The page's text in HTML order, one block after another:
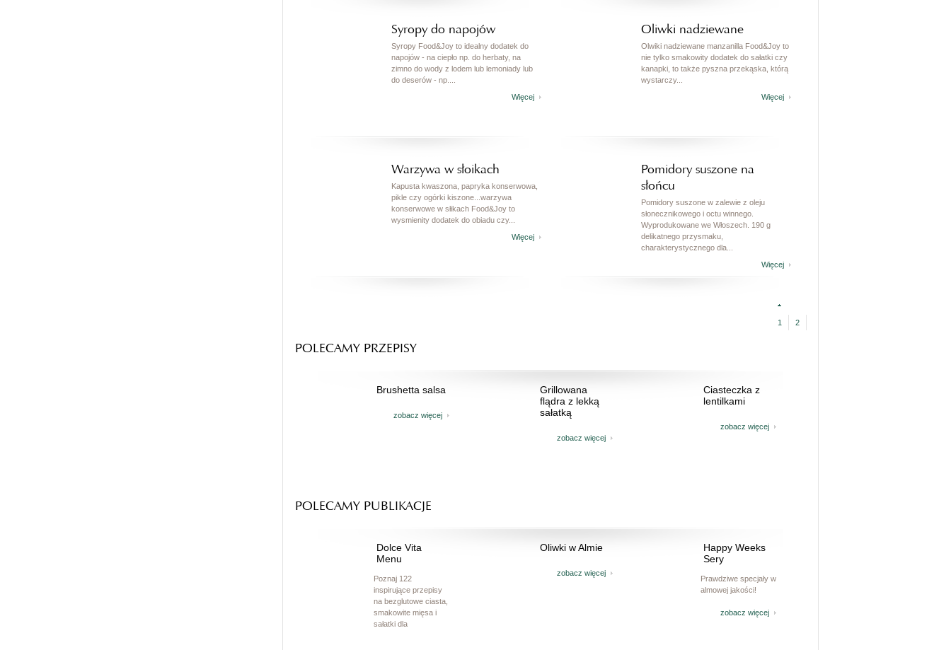
Syropy do napojów
Syropy Food&Joy to idealny dodatek do
napojów - na ciepło np. do herbaty, na
zimno do wody z lodem lub lemoniady lub
do deserów - np....
Więcej
Oliwki nadziewane
Olwiki nadziewane manzanilla Food&Joy to
nie tylko smakowity dodatek do sałatki czy
kanapki, to także pyszna przekąska, którą
wystarczy...
Więcej
Warzywa w słoikach
Kapusta kwaszona, papryka konserwowa,
pikle czy ogórki kiszone...warzywa
konserwowe w słikach Food&Joy to
wysmienity dodatek do obiadu czy...
Więcej
Pomidory suszone na
słońcu
Pomidory suszone w zalewie z oleju
słonecznikowego i octu winnego.
Wyprodukowane we Włoszech. 190 g
delikatnego przysmaku,
charakterystycznego dla...
Więcej
1 2
POLECAMY PRZEPISY
Brushetta salsa
zobacz więcej
Grillowana
flądra z lekką
sałatką
zobacz więcej
Ciasteczka z
lentilkami
zobacz więcej
POLECAMY PUBLIKACJE
Dolce Vita
Menu
Poznaj 122
inspirujące przepisy
na bezglutowe ciasta,
smakowite mięsa i
sałatki dla
Oliwki w Almie
zobacz więcej
Happy Weeks
Sery
Prawdziwe specjały w
almowej jakości!
zobacz więcej